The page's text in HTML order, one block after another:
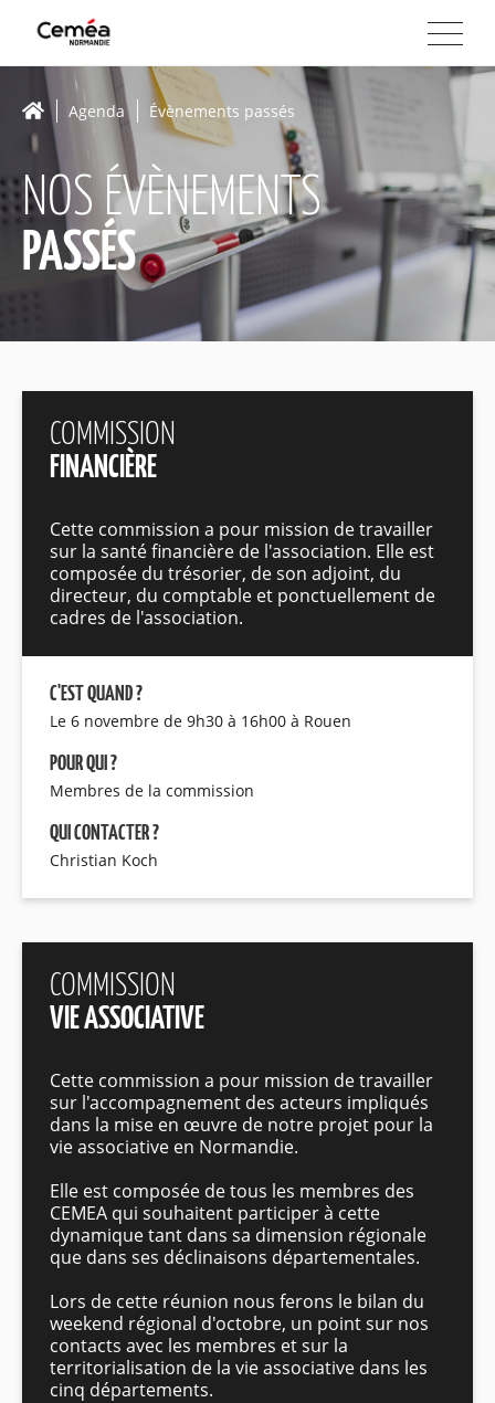
Agenda Évènements passés
NOS ÉVÈNEMENTS
PASSÉS
COMMISSION
FINANCIÈRE
Cette commission a pour mission de travailler
sur la santé financière de l'association. Elle est
composée du trésorier, de son adjoint, du
directeur, du comptable et ponctuellement de
cadres de l'association.
C'EST QUAND ?
Le 6 novembre de 9h30 à 16h00 à Rouen
POUR QUI ?
Membres de la commission
QUI CONTACTER ?
Christian Koch
COMMISSION
VIE ASSOCIATIVE
Cette commission a pour mission de travailler
sur l'accompagnement des acteurs impliqués
dans la mise en œuvre de notre projet pour la
vie associative en Normandie.
Elle est composée de tous les membres des
CEMEA qui souhaitent participer à cette
dynamique tant dans sa dimension régionale
que dans ses déclinaisons départementales.
Lors de cette réunion nous ferons le bilan du
weekend régional d'octobre, un point sur nos
contacts avec les membres et sur la
territorialisation de la vie associative dans les
cinq départements.